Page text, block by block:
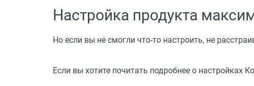
Настройка продукта
Но если вы не смогли что-то настроить, не
Если вы хотите почитать подробнее о настройках